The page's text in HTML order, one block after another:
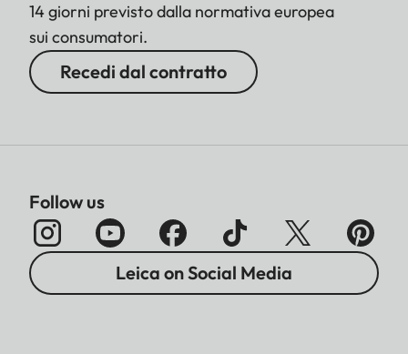
14 giorni previsto dalla normativa europea
sui consumatori.
Recedi dal contratto
Follow us
Leica on Social Media